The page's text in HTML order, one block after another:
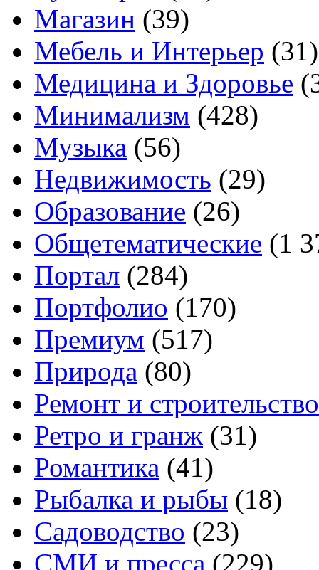
Магазин (39)
Мебель и Интерьер (31)
Медицина и Здоровье
Минимализм (428)
Музыка (56)
Недвижимость (29)
Образование (26)
Общетематические (1
Портал (284)
Портфолио (170)
Премиум (517)
Природа (80)
Ремонт и строительство
Ретро и гранж (31)
Романтика (41)
Рыбалка и рыбы (18)
Садоводство (23)
СМИ и пресса (229)